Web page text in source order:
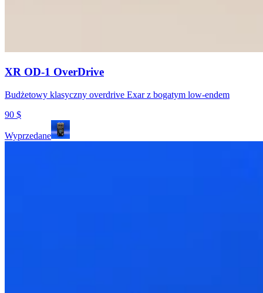
XR OD-1 OverDrive
Budżetowy klasyczny overdrive Exar z bogatym low-endem
90 $
Wyprzedane